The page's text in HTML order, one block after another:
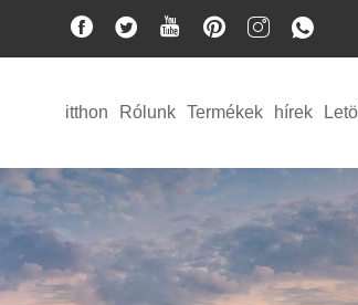
itthon Rólunk Termékek hírek